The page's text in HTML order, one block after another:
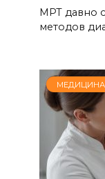
МРТ давно
методов
МЕДИЦИНА